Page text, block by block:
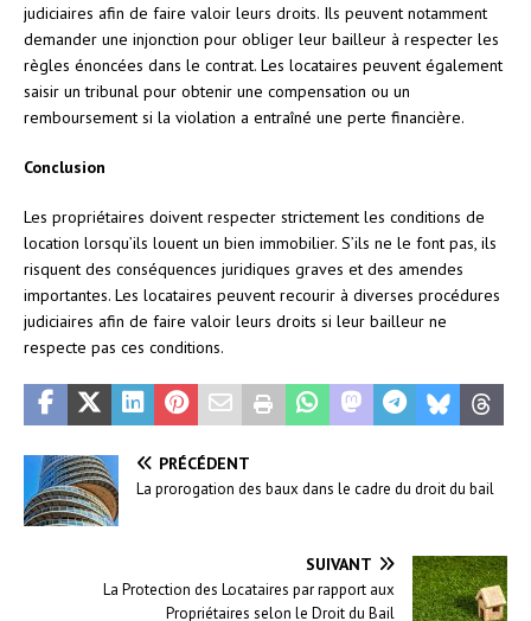
judiciaires afin de faire valoir leurs droits. Ils peuvent notamment
demander une injonction pour obliger leur bailleur à respecter les
règles énoncées dans le contrat. Les locataires peuvent également
saisir un tribunal pour obtenir une compensation ou un
remboursement si la violation a entraîné une perte financière.
Conclusion
Les propriétaires doivent respecter strictement les conditions de
location lorsqu’ils louent un bien immobilier. S’ils ne le font pas, ils
risquent des conséquences juridiques graves et des amendes
importantes. Les locataires peuvent recourir à diverses procédures
judiciaires afin de faire valoir leurs droits si leur bailleur ne
respecte pas ces conditions.
PRÉCÉDENT
La prorogation des baux dans le cadre du droit du bail
SUIVANT
La Protection des Locataires par rapport aux
Propriétaires selon le Droit du Bail